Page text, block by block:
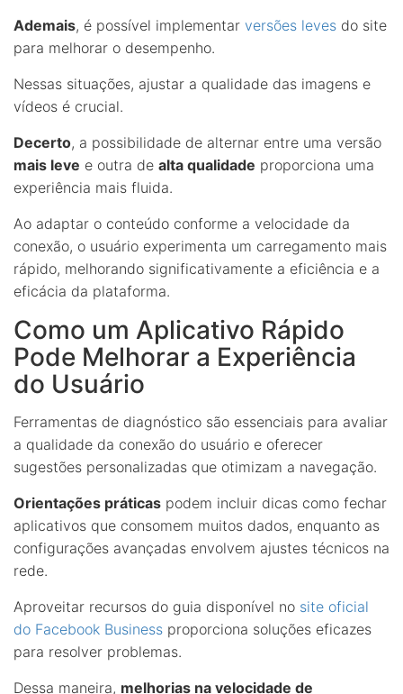
Ademais, é possível implementar versões leves do site
para melhorar o desempenho.
Nessas situações, ajustar a qualidade das imagens e
vídeos é crucial.
Decerto, a possibilidade de alternar entre uma versão
mais leve e outra de alta qualidade proporciona uma
experiência mais fluida.
Ao adaptar o conteúdo conforme a velocidade da
conexão, o usuário experimenta um carregamento mais
rápido, melhorando significativamente a eficiência e a
eficácia da plataforma.
Como um Aplicativo Rápido
Pode Melhorar a Experiência
do Usuário
Ferramentas de diagnóstico são essenciais para avaliar
a qualidade da conexão do usuário e oferecer
sugestões personalizadas que otimizam a navegação.
Orientações práticas podem incluir dicas como fechar
aplicativos que consomem muitos dados, enquanto as
configurações avançadas envolvem ajustes técnicos na
rede.
Aproveitar recursos do guia disponível no site oficial
do Facebook Business proporciona soluções eficazes
para resolver problemas.
Dessa maneira, melhorias na velocidade de